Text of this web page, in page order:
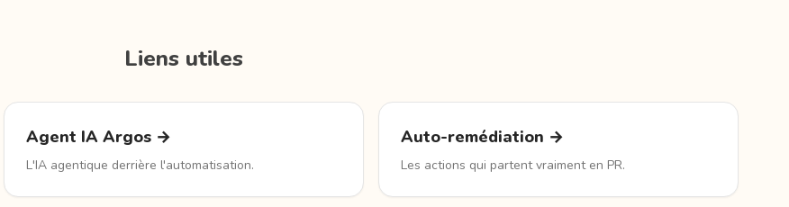
Liens utiles
Agent IA Argos →
L'IA agentique derrière l'automatisation.
Auto-remédiation →
Les actions qui partent vraiment en PR.